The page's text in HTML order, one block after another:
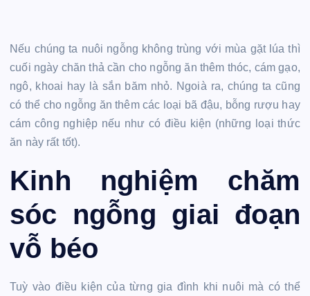
Nếu chúng ta nuôi ngỗng không trùng với mùa gặt lúa thì
cuối ngày chăn thả cần cho ngỗng ăn thêm thóc, cám gạo,
ngô, khoai hay là sắn băm nhỏ. Ngoià ra, chúng ta cũng
có thể cho ngỗng ăn thêm các loại bã đậu, bỗng rượu hay
cám công nghiệp nếu như có điều kiện (những loại thức
ăn này rất tốt).
Kinh nghiệm chăm
sóc ngỗng giai đoạn
vỗ béo
Tuỳ vào điều kiện của từng gia đình khi nuôi mà có thể